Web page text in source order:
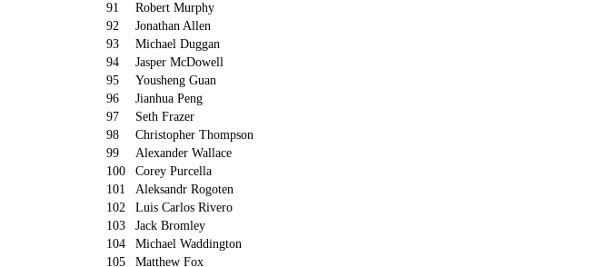
91
Robert Murphy
92
Jonathan Allen
93
Michael Duggan
94
Jasper McDowell
95
Yousheng Guan
96
Jianhua Peng
97
Seth Frazer
98
Christopher Thompson
99
Alexander Wallace
100
Corey Purcella
101
Aleksandr Rogoten
102
Luis Carlos Rivero
103
Jack Bromley
104
Michael Waddington
105
Matthew Fox